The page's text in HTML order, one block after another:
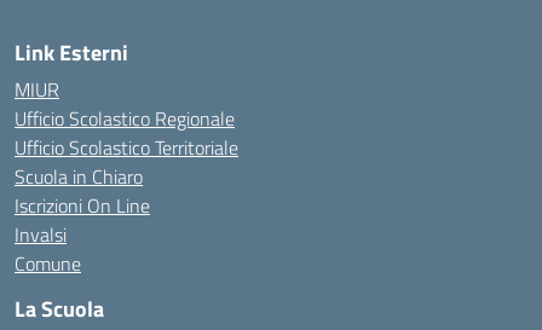
Link Esterni
MIUR
Ufficio Scolastico Regionale
Ufficio Scolastico Territoriale
Scuola in Chiaro
Iscrizioni On Line
Invalsi
Comune
La Scuola